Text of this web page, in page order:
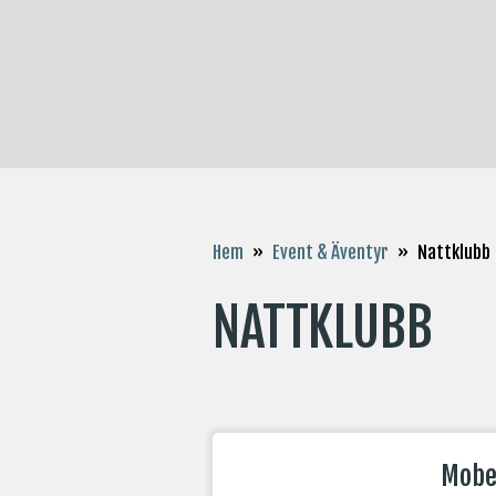
Hem » Event & Äventyr » Nattklubb
NATTKLUBB